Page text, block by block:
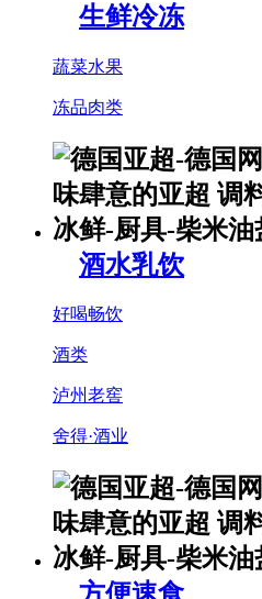
生鲜冷冻
蔬菜水果
冻品肉类
酒水乳饮
好喝畅饮
酒类
泸州老窖
舍得·酒业